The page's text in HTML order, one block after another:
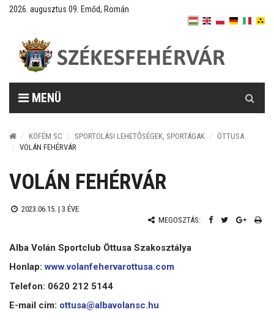
2026. augusztus 09. Emőd, Román
MENÜ
KÖFÉM SC SPORTOLÁSI LEHETŐSÉGEK, SPORTÁGAK
ÖTTUSA
VOLÁN FEHÉRVÁR
VOLÁN FEHÉRVÁR
2023.06.15. | 3 ÉVE
MEGOSZTÁS:
Alba Volán Sportclub Öttusa Szakosztálya
Honlap:www.volanfehervarottusa.com
Telefon: 0620 212 5144
E-mail cím: ottusa@albavolansc.hu